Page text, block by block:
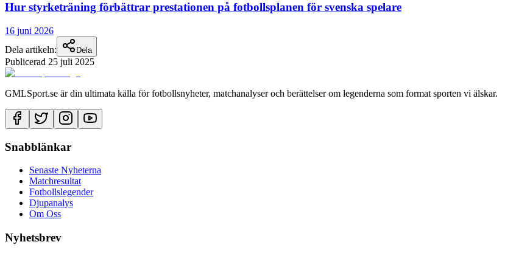
Hur styrketräning förbättrar prestationen på fotbollsplanen för svenska spelare
16 juni 2026
Dela artikeln:
Dela
Publicerad 25 juli 2025
GMLSport.se är din ultimata källa för fotbollsnyheter, matchanalyser och berättelser om legenderna som format sporten vi älskar.
Snabblänkar
Senaste Nyheterna
Matchresultat
Fotbollslegender
Djupanalys
Om Oss
Nyhetsbrev